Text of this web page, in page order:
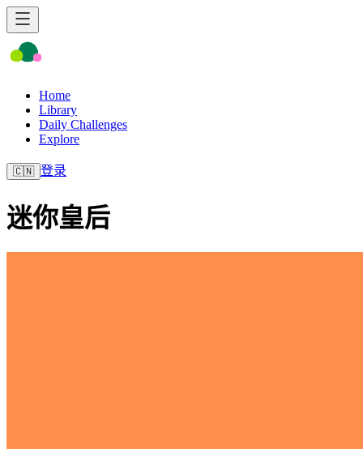
Home
Library
Daily Challenges
Explore
🇨🇳 登录
迷你皇后